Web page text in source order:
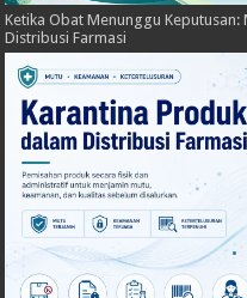
Ketika Obat Menunggu
Distribusi Farmasi